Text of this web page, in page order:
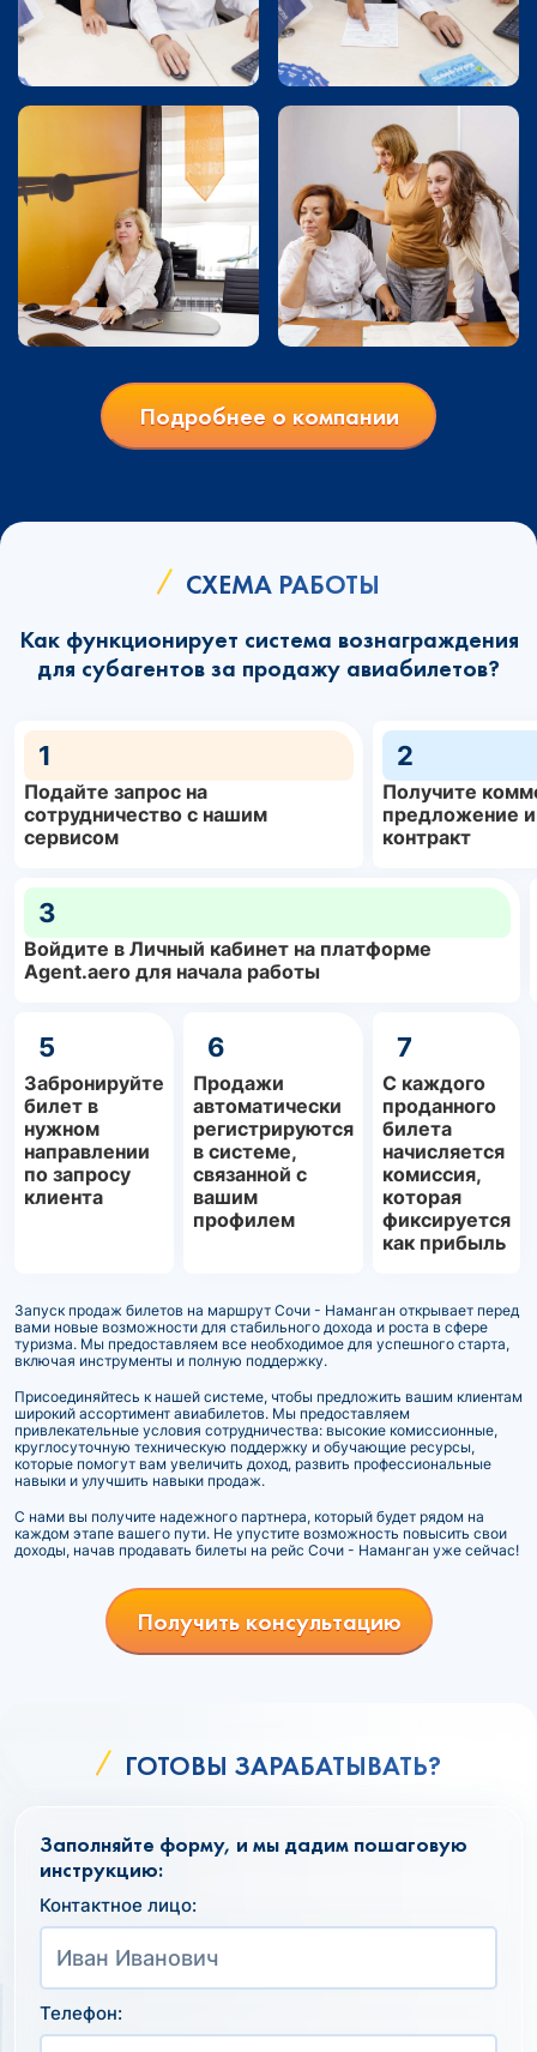
Подробнее о компании
СХЕМА РАБОТЫ
Как функционирует система вознаграждения
для субагентов за продажу авиабилетов?
1
Подайте запрос на
сотрудничество с нашим
сервисом
2
Получите
предложение
контракт
3
Войдите в Личный кабинет на платформе
Agent.aero для начала работы
5
Забронируйте
билет в
нужном
направлении
по запросу
клиента
6
Продажи
автоматически
регистрируются
в системе,
связанной с
вашим
профилем
7
С каждого
проданного
билета
начисляется
комиссия,
которая
фиксируется
как прибыль
Запуск продаж билетов на маршрут Сочи - Наманган открывает перед
вами новые возможности для стабильного дохода и роста в сфере
туризма. Мы предоставляем все необходимое для успешного старта,
включая инструменты и полную поддержку.
Присоединяйтесь к нашей системе, чтобы предложить вашим клиентам
широкий ассортимент авиабилетов. Мы предоставляем
привлекательные условия сотрудничества: высокие комиссионные,
круглосуточную техническую поддержку и обучающие ресурсы,
которые помогут вам увеличить доход, развить профессиональные
навыки и улучшить навыки продаж.
С нами вы получите надежного партнера, который будет рядом на
каждом этапе вашего пути. Не упустите возможность повысить свои
доходы, начав продавать билеты на рейс Сочи - Наманган уже сейчас!
Получить консультацию
ГОТОВЫ ЗАРАБАТЫВАТЬ?
Заполняйте форму, и мы дадим пошаговую
инструкцию:
Контактное лицо:
Телефон: